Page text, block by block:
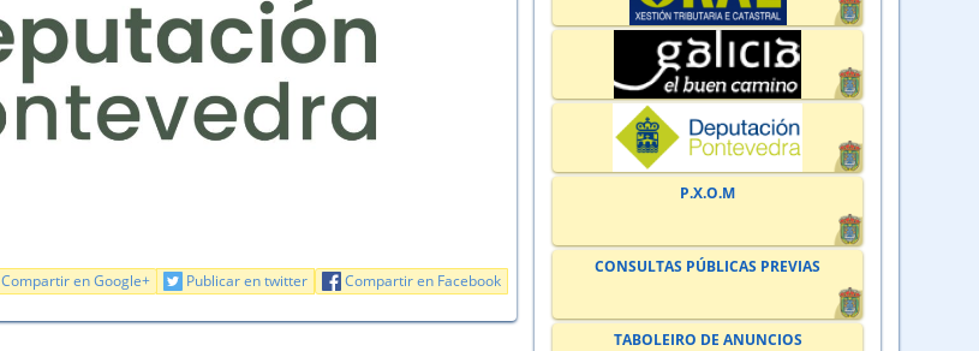
Compartir en Facebook
Publicar en twitter
Compartir en Google+
P.X.O.M
CONSULTAS PÚBLICAS PREVIAS
TABOLEIRO DE ANUNCIOS